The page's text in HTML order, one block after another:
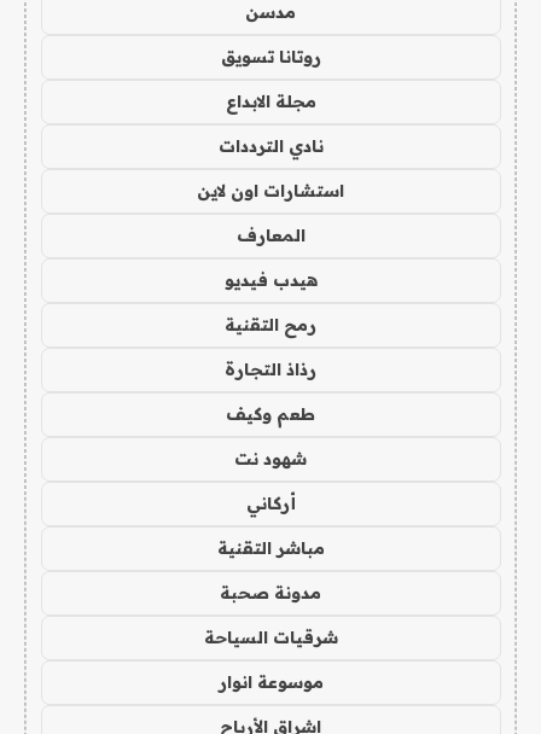
مدسن
روتانا تسويق
مجلة الابداع
نادي الترددات
استشارات اون لاين
المعارف
هيدب فيديو
رمح التقنية
رذاذ التجارة
طعم وكيف
شهود نت
أركاني
مباشر التقنية
مدونة صحبة
شرقيات السياحة
موسوعة انوار
اشراق الأرباح